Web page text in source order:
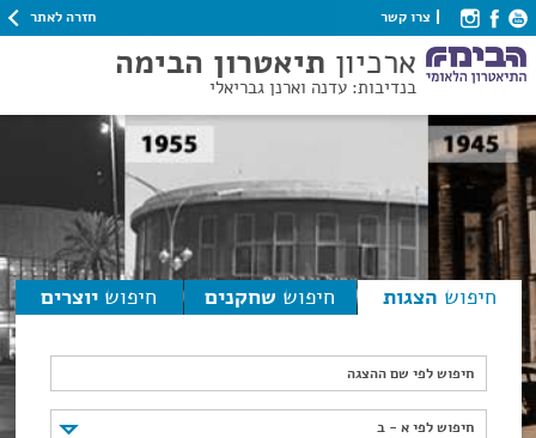
צרו קשר חזרה לאתר
ארכיון תיאטרון הבימה
בנדיבות: עדנה וארנן גבריאלי
חיפוש הצגות חיפוש שחקנים חיפוש יוצרים
חיפוש לפי שם ההצגה
חיפוש לפי א - ב
חיפוש לפי א - ב